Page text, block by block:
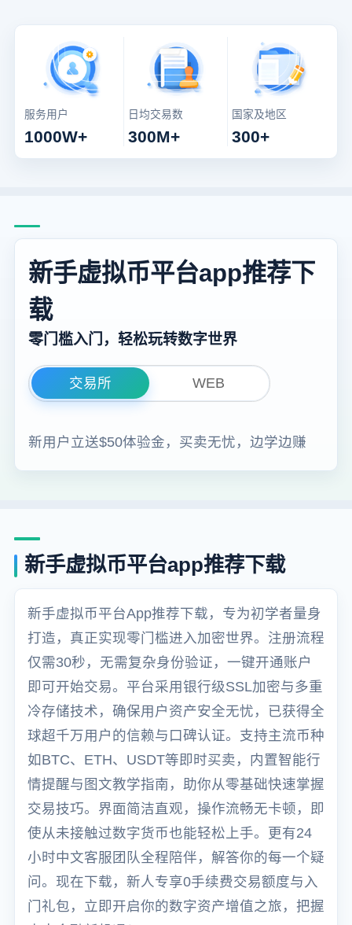
服务用户
1000W+
日均交易数
300M+
国家及地区
300+
新手虚拟币平台app推荐下
载
零门槛入门，轻松玩转数字世界
交易所 WEB
新用户立送$50体验金，买卖无忧，边学边赚
新手虚拟币平台app推荐下载
新手虚拟币平台App推荐下载，专为初学者量身
打造，真正实现零门槛进入加密世界。注册流程
仅需30秒，无需复杂身份验证，一键开通账户
即可开始交易。平台采用银行级SSL加密与多重
冷存储技术，确保用户资产安全无忧，已获得全
球超千万用户的信赖与口碑认证。支持主流币种
如BTC、ETH、USDT等即时买卖，内置智能行
情提醒与图文教学指南，助你从零基础快速掌握
交易技巧。界面简洁直观，操作流畅无卡顿，即
使从未接触过数字货币也能轻松上手。更有24
小时中文客服团队全程陪伴，解答你的每一个疑
问。现在下载，新人专享0手续费交易额度与入
门礼包，立即开启你的数字资产增值之旅，把握